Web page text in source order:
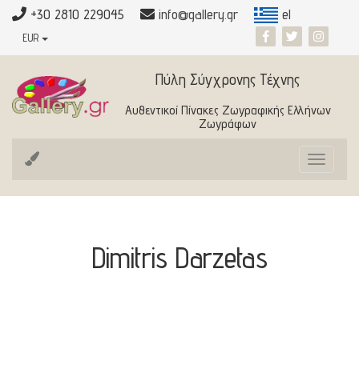
+30 2810 229045 info@gallery.gr el
EUR
Πύλη Σύγχρονης Τέχνης
Αυθεντικοί Πίνακες Ζωγραφικής Ελλήνων
Ζωγράφων
Toggle
Dimitris Darzetas